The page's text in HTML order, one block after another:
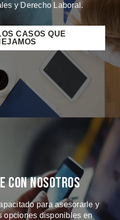
y Derecho Laboral.
CASOS QUE
Con Nosotros
para asesorarle y
opciones disponibles en